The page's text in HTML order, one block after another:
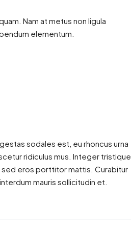
Nam at metus non ligula
elementum.
sodales est, eu rhoncus urna
ridiculus mus. Integer tristique
sed eros porttitor mattis. Curabitur
mauris sollicitudin et.